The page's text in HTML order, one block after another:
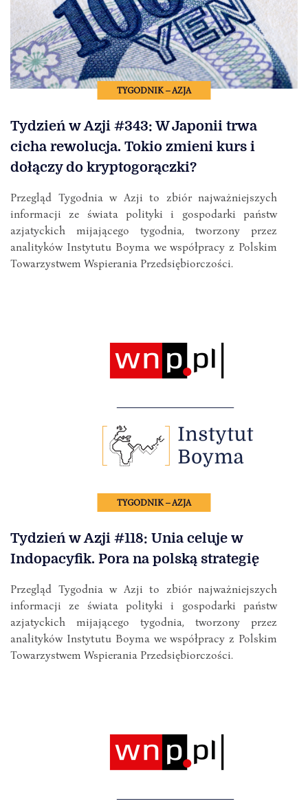
TYGODNIK – AZJA
Tydzień w Azji #343: W Japonii trwa
cicha rewolucja. Tokio zmieni kurs i
dołączy do kryptogorączki?
Przegląd Tygodnia w Azji to zbiór najważniejszych
informacji ze świata polityki i gospodarki państw
azjatyckich mijającego tygodnia, tworzony przez
analityków Instytutu Boyma we współpracy z Polskim
Towarzystwem Wspierania Przedsiębiorczości.
TYGODNIK – AZJA
Tydzień w Azji #118: Unia celuje w
Indopacyfik. Pora na polską strategię
Przegląd Tygodnia w Azji to zbiór najważniejszych
informacji ze świata polityki i gospodarki państw
azjatyckich mijającego tygodnia, tworzony przez
analityków Instytutu Boyma we współpracy z Polskim
Towarzystwem Wspierania Przedsiębiorczości.